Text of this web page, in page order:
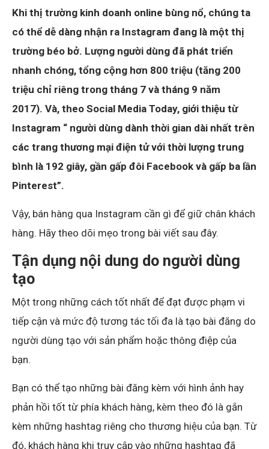
Khi thị trường kinh doanh online bùng nổ, chúng ta
có thể dễ dàng nhận ra Instagram đang là một thị
trường béo bở. Lượng người dùng đã phát triển
nhanh chóng, tổng cộng hơn 800 triệu (tăng 200
triệu chỉ riêng trong tháng 7 và tháng 9 năm
2017). Và, theo Social Media Today, giới thiệu từ
Instagram “ người dùng dành thời gian dài nhất trên
các trang thương mại điện tử với thời lượng trung
bình là 192 giây, gần gấp đôi Facebook và gấp ba lần
Pinterest”.
Vậy, bán hàng qua Instagram cần gì để giữ chân khách
hàng. Hãy theo dõi mẹo trong bài viết sau đây.
Tận dụng nội dung do người dùng
tạo
Một trong những cách tốt nhất để đạt được phạm vi
tiếp cận và mức độ tương tác tối đa là tạo bài đăng do
người dùng tạo với sản phẩm hoặc thông điệp của
bạn.
Bạn có thể tạo những bài đăng kèm với hình ảnh hay
phản hồi tốt từ phía khách hàng, kèm theo đó là gắn
kèm những hashtag riêng cho thương hiệu của bạn. Từ
đó, khách hàng khi truy cập vào những hashtag đã